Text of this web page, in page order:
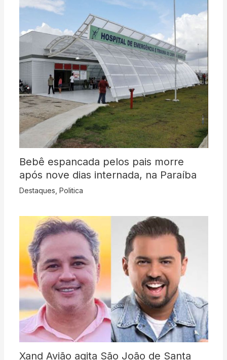
Bebê espancada pelos pais morre
após nove dias internada, na Paraíba
Destaques Politica
Xand Avião agita São João de Santa